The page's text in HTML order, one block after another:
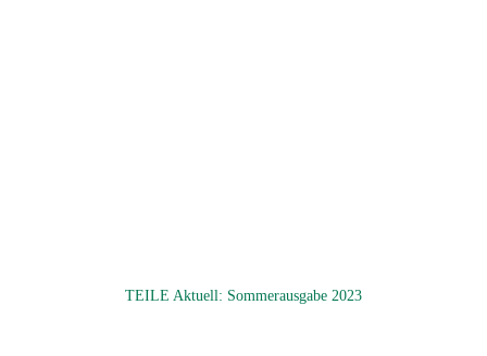
TEILE Aktuell: Sommerausgabe 2023